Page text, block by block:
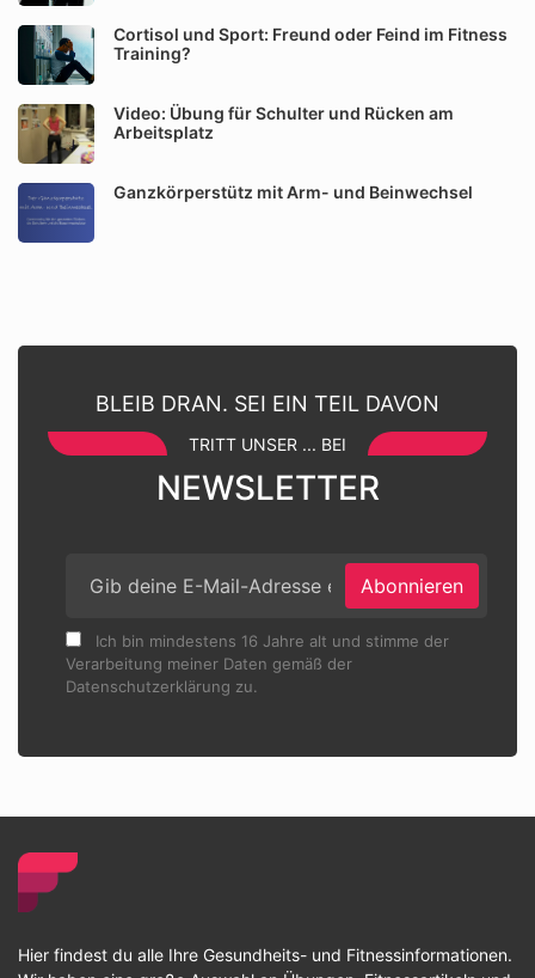
Cortisol und Sport: Freund oder Feind im Fitness
Training?
Video: Übung für Schulter und Rücken am
Arbeitsplatz
Ganzkörperstütz mit Arm- und Beinwechsel
BLEIB DRAN. SEI EIN TEIL DAVON
TRITT UNSER ... BEI
NEWSLETTER
Abonnieren
Ich bin mindestens 16 Jahre alt und stimme der
Verarbeitung meiner Daten gemäß der
Datenschutzerklärung zu.
Hier findest du alle Ihre Gesundheits- und Fitnessinformationen.